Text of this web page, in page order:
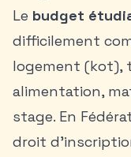
Le budget
difficilement
logement (kot),
alimentation,
stage. En
droit